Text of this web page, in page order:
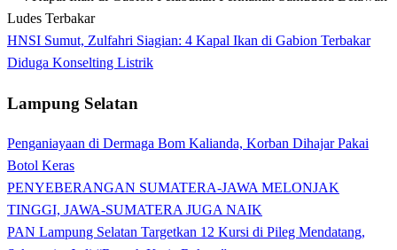
HNSI Sumut, Zulfahri Siagian: 4 Kapal Ikan di Gabion Terbakar
Diduga Konselting Listrik
Lampung Selatan
Penganiayaan di Dermaga Bom Kalianda, Korban Dihajar Pakai
Botol Keras
PENYEBERANGAN SUMATERA-JAWA MELONJAK
TINGGI, JAWA-SUMATERA JUGA NAIK
PAN Lampung Selatan Targetkan 12 Kursi di Pileg Mendatang,